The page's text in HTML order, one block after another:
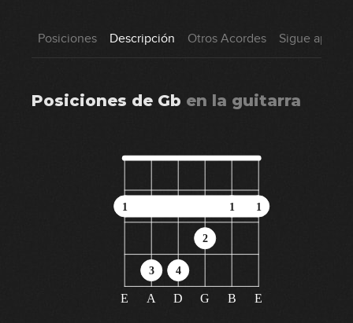
Posiciones Descripción Otros Acordes Sigue
Posiciones de Gb en la guitarra
E A D G B E
1 1 1
3 4
2